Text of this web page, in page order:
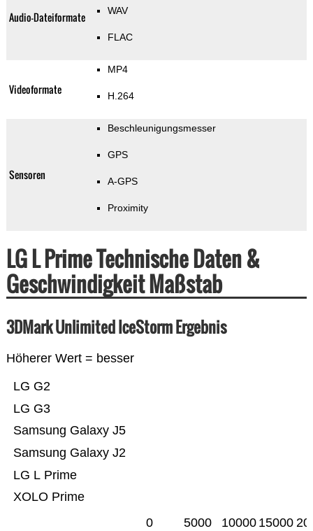
Audio-Dateiformate WAV
FLAC
Videoformate
MP4
H.264
Sensoren
Beschleunigungsmesser
GPS
A-GPS
Proximity
LG L Prime Technische Daten &
Geschwindigkeit Maßstab
3DMark Unlimited IceStorm Ergebnis
Höherer Wert = besser
XOLO Prime
LG L Prime
Samsung Galaxy J2
Samsung Galaxy J5
LG G3
LG G2
0 5000 10000 15000